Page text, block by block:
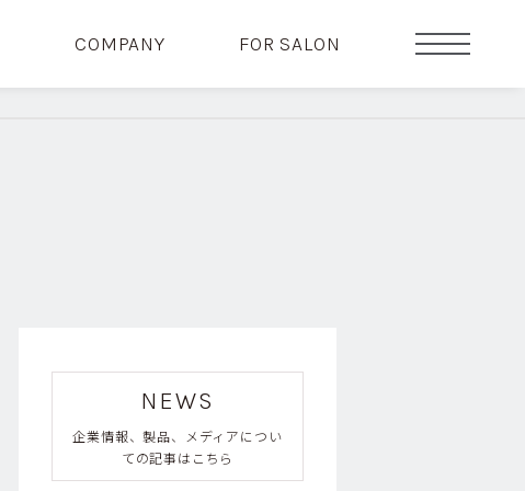
COMPANY FOR SALON
NEWS
企業情報、製品、メディアについ
ての記事はこちら